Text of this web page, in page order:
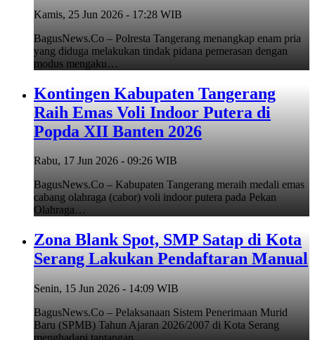
Kamis, 25 Jun 2026 - 17:28 WIB
BagusNews.Co – Polresta Tangerang menangkap enam pria
yang diduga melakukan tindak pidana pemerasan dengan
modus mengaku…
Kontingen Kabupaten Tangerang
Raih Emas Voli Indoor Putera di
Popda XII Banten 2026
Rabu, 17 Jun 2026 - 09:26 WIB
BagusNews.Co – Kabupaten Tangerang meraih medali emas
cabang olahraga (cabor) voli indoor putera pada Pekan
Olahraga…
Zona Blank Spot, SMP Satap di Kota
Serang Lakukan Pendaftaran Manual
Senin, 15 Jun 2026 - 14:09 WIB
BagusNews.Co – Pelaksanaan Sistem Penerimaan Murid
Baru (SPMB) Tahun Ajaran 2026/2007 di Kota Serang